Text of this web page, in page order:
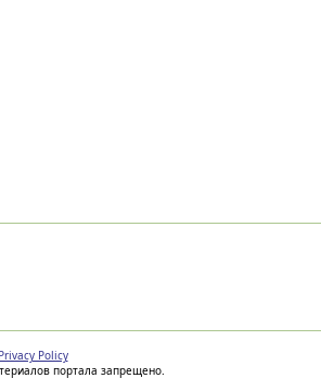
Privacy Policy
портала запрещено.